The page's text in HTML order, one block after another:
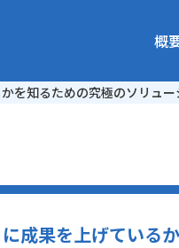
概
を知るための究極のソリュー
成果を上げている